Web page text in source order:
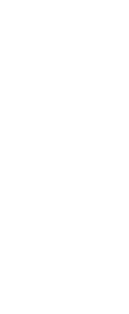
Ürün fiyatı
Bu ürüne